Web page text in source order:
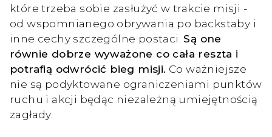
które trzeba sobie zasłużyć w trakcie misji -
od wspomnianego obrywania po backstaby i
inne cechy szczególne postaci.Są one
równie dobrze wyważone co cała reszta i
potrafią odwrócić bieg misji. Co ważniejsze
nie są podyktowane ograniczeniami punktów
ruchu i akcji będąc niezależną umiejętnością
zagłady.